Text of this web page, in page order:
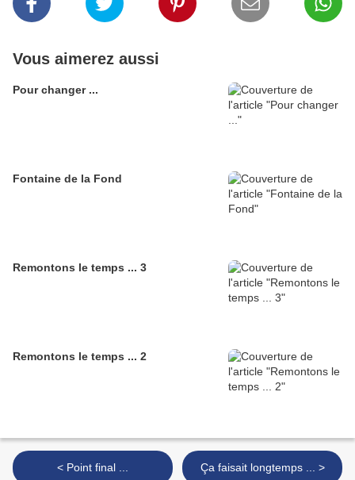
Vous aimerez aussi
Pour changer ...
Fontaine de la Fond
Remontons le temps ... 3
Remontons le temps ... 2
< Point final ... Ça faisait longtemps ... >